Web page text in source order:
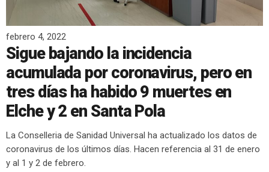
febrero 4, 2022
Sigue bajando la incidencia
acumulada por coronavirus, pero en
tres días ha habido 9 muertes en
Elche y 2 en Santa Pola
La Conselleria de Sanidad Universal ha actualizado los datos de
coronavirus de los últimos días. Hacen referencia al 31 de enero
y al 1 y 2 de febrero.